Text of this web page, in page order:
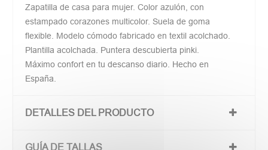
Zapatilla de casa para mujer. Color azulón, con
estampado corazones multicolor. Suela de goma
flexible. Modelo cómodo fabricado en textil acolchado.
Plantilla acolchada. Puntera descubierta pinki.
Máximo confort en tu descanso diario. Hecho en
España.
DETALLES DEL PRODUCTO
GUÍA DE TALLAS